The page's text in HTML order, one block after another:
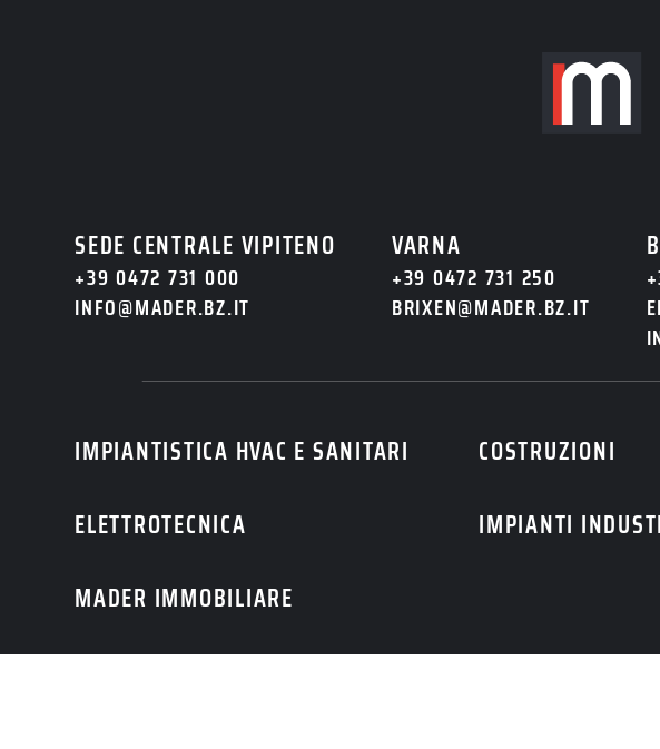
SEDE CENTRALE VIPITENO
+39 0472 731 000
INFO@MADER.BZ.IT
VARNA
+39 0472 731 250
BRIXEN@MADER.BZ.IT
IMPIANTISTICA HVAC E SANITARI
COSTRUZIONI
ELETTROTECNICA
IMPIANTI
MADER IMMOBILIARE
RICHIEDI ORA
Hai domande? Non esita a contattarci!
lieti di darti tutte le risposte che